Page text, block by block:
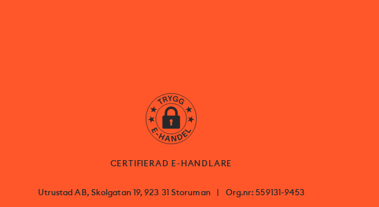
CERTIFIERAD E-HANDLARE
Utrustad AB, Skolgatan 19, 923 31 Storuman | Org.nr: 559131-9453